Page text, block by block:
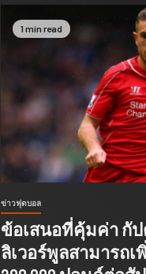
1 min read
ข่าวฟุตบอล
ข้อเสนอที่คุ้มค่า กั
ลิเวอร์พูลสามารถ